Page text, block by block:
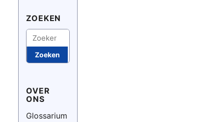
ZOEKEN
Zoeken
Zoeken
OVER
ONS
Glossarium